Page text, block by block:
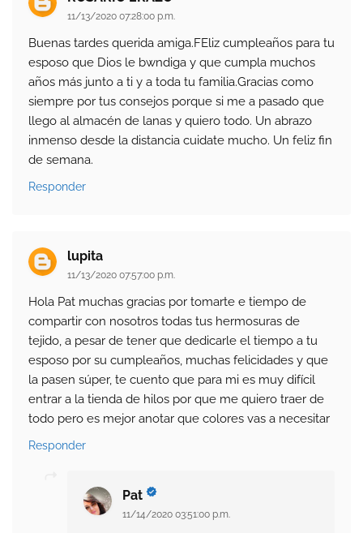
11/13/2020 07:28:00 p.m.
Buenas tardes querida amiga.FEliz cumpleaños para tu
esposo que Dios le bwndiga y que cumpla muchos
años más junto a ti y a toda tu familia.Gracias como
siempre por tus consejos porque si me a pasado que
llego al almacén de lanas y quiero todo. Un abrazo
inmenso desde la distancia cuidate mucho. Un feliz fin
de semana.
Responder
lupita
11/13/2020 07:57:00 p.m.
Hola Pat muchas gracias por tomarte e tiempo de
compartir con nosotros todas tus hermosuras de
tejido, a pesar de tener que dedicarle el tiempo a tu
esposo por su cumpleaños, muchas felicidades y que
la pasen súper, te cuento que para mi es muy difícil
entrar a la tienda de hilos por que me quiero traer de
todo pero es mejor anotar que colores vas a necesitar
Responder
Pat
11/14/2020 03:51:00 p.m.